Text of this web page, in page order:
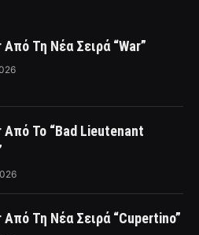
Τη Νέα Σειρά “War”
Από Το “Bad Lieutenant
Από Τη Νέα Σειρά “Cupertino”